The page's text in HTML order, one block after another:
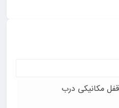
قفل مکانیکی درب